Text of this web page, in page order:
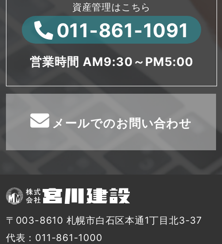
資産管理はこちら
011-861-1091
営業時間 AM9:30～PM5:00
メールでのお問い合わせ
〒003-8610 札幌市白石区本通1丁目北3-37
代表：011-861-1000